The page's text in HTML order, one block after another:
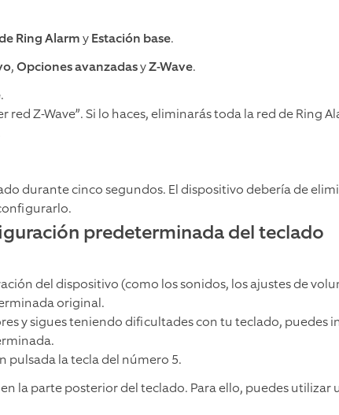
Ring AlarmyEstación base.
,Opciones avanzadasyZ-Wave.
.
red Z-Wave”. Si lo haces, eliminarás toda la red de Ring
durante cinco segundos. El dispositivo debería de
predeterminada del teclado
del dispositivo (como los sonidos, los ajustes de
original.
y sigues teniendo dificultades con tu teclado, puedes
pulsada la tecla del número 5.
la parte posterior del teclado. Para ello, puedes utilizar